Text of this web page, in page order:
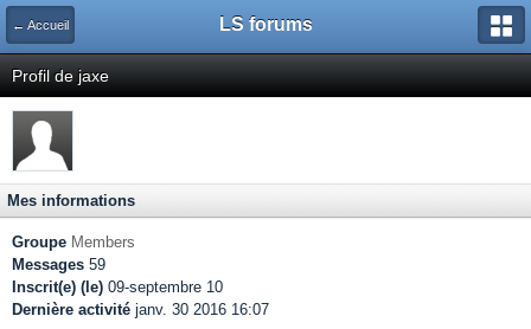
← Accueil LS forums
Profil de jaxe
Mes informations
Groupe Members
Messages 59
Inscrit(e) (le) 09-septembre 10
Dernière activité janv. 30 2016 16:07